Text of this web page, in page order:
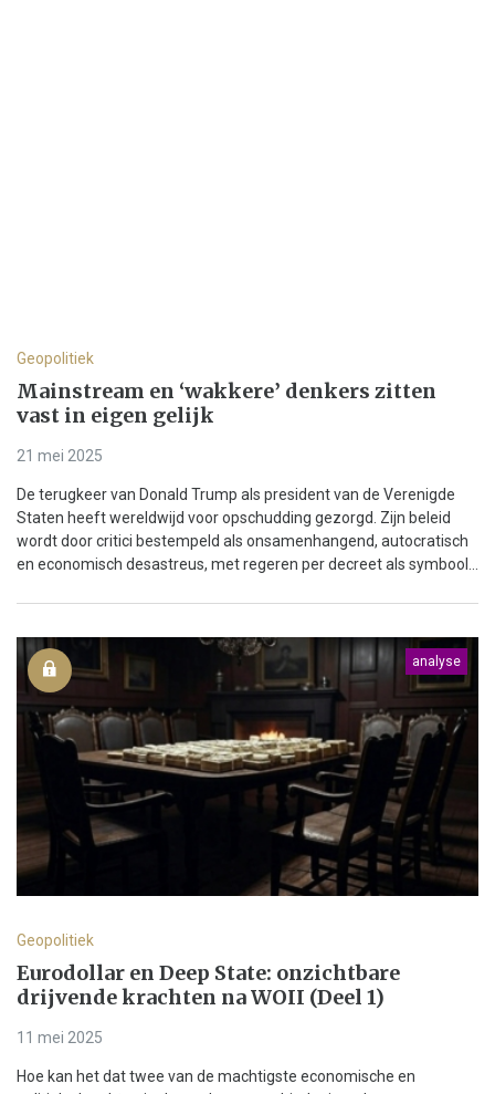
Geopolitiek
Mainstream en ‘wakkere’ denkers zitten
vast in eigen gelijk
21 mei 2025
De terugkeer van Donald Trump als president van de Verenigde
Staten heeft wereldwijd voor opschudding gezorgd. Zijn beleid
wordt door critici bestempeld als onsamenhangend, autocratisch
en economisch desastreus, met regeren per decreet als symbool...
analyse
Geopolitiek
Eurodollar en Deep State: onzichtbare
drijvende krachten na WOII (Deel 1)
11 mei 2025
Hoe kan het dat twee van de machtigste economische en